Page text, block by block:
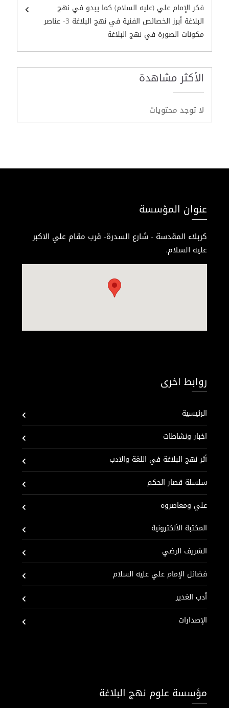
فكر الإمام علي (عليه السلام) كما يبدو في نهج
البلاغة أبرز الخصائص الفنية في نهج البلاغة 3- عناصر
مكونات الصورة في نهج البلاغة
الأكثر مشاهدة
لا توجد محتويات
عنوان المؤسسة
كربلاء المقدسة - شارع السدرة- قرب مقام علي الاكبر
عليه السلام.
روابط اخرى
الرئيسية
اخبار ونشاطات
أثر نهج البلاغة في اللغة والادب
سلسلة قصار الحكم
علي ومعاصروه
المكتبة الألكترونية
الشريف الرضي
فضائل الإمام علي عليه السلام
أدب الغدير
الإصدارات
مؤسسة علوم نهج البلاغة